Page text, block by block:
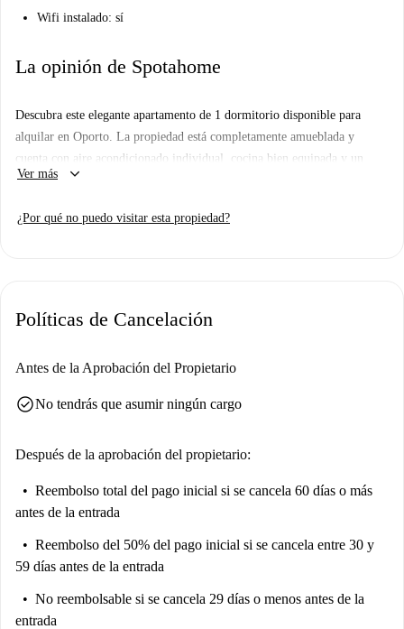
Wifi instalado: sí
La opinión de Spotahome
Descubra este elegante apartamento de 1 dormitorio disponible para
alquilar en Oporto. La propiedad está completamente amueblada y
cuenta con aire acondicionado individual, cocina bien equipada y un
encantador balcón o terraza para disfrutar de las vistas. Entre los
lavavajillas y todos los gastos incluidos dentro de un límite global,
garantizar los más altos estándares de calidad.
numerosas atracciones, ofreciendo un entorno animado y atractivo. Entre
Manzana de Arte Miguel Bombarda, Touringporto y la Praça de Carlos
los lugares de interés cultural de Oporto y disfrute de la vibrante
Ver más keyboard_arrow_down
¿Por qué no puedo visitar esta propiedad?
Políticas de Cancelación
Antes de la Aprobación del Propietario
check_circleNo tendrás que asumir ningún cargo
Después de la aprobación del propietario:
Reembolso total del pago inicial si se cancela 60 días o más
antes de la entrada
Reembolso del 50% del pago inicial si se cancela entre 30 y
59 días antes de la entrada
No reembolsable si se cancela 29 días o menos antes de la
entrada